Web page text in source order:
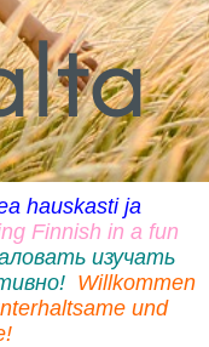
hauskasti ja
Finnish in a fun
изучать
Willkommen
und